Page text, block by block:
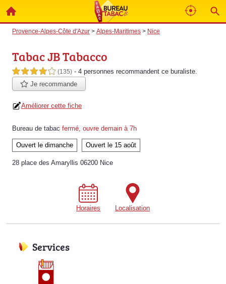
Provence-Alpes-Côte d'Azur > Alpes-Maritimes > Nice
Tabac JB Tabacco
4,0 étoiles sur 5 (135) - 4 personnes recommandent ce buraliste.
Je recommande
Améliorer cette fiche
Bureau de tabac fermé, ouvre demain à 7h
Ouvert le dimanche Ouvert le 15 août
28 place des Amaryllis 06200 Nice
Horaires Localisation
Services